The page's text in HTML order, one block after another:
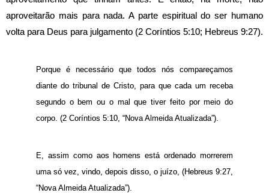
aproveitarão mais para nada. A parte espiritual do ser humano
volta para Deus para julgamento (2 Coríntios 5:10; Hebreus 9:27).
Porque é necessário que todos nós compareçamos
diante do tribunal de Cristo, para que cada um receba
segundo o bem ou o mal que tiver feito por meio do
corpo. (2 Coríntios 5:10, “Nova Almeida Atualizada”).
E, assim como aos homens está ordenado morrerem
uma só vez, vindo, depois disso, o juízo, (Hebreus 9:27,
“Nova Almeida Atualizada”).